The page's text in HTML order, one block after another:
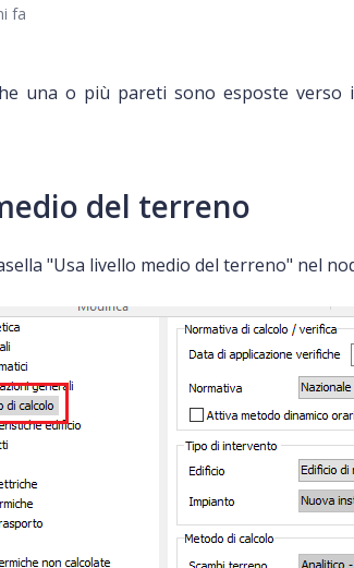
fa
una o più pareti sono esposte
del terreno
"Usa livello medio del terreno" nel